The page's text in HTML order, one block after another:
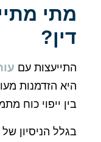
עםעורך דין
הזדמנות מעולה
ייפוי כוח מתמשך
הניסיון שלעורך